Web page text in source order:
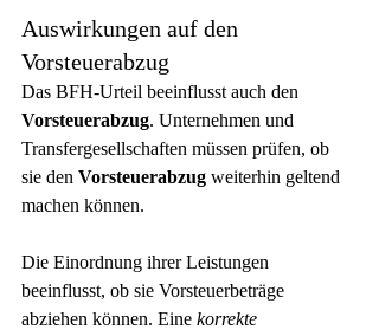
Auswirkungen auf den
Vorsteuerabzug
Das BFH-Urteil beeinflusst auch den
Vorsteuerabzug. Unternehmen und
Transfergesellschaften müssen prüfen, ob
sie den Vorsteuerabzug weiterhin geltend
machen können.
Die Einordnung ihrer Leistungen
beeinflusst, ob sie Vorsteuerbeträge
abziehen können. Eine korrekte